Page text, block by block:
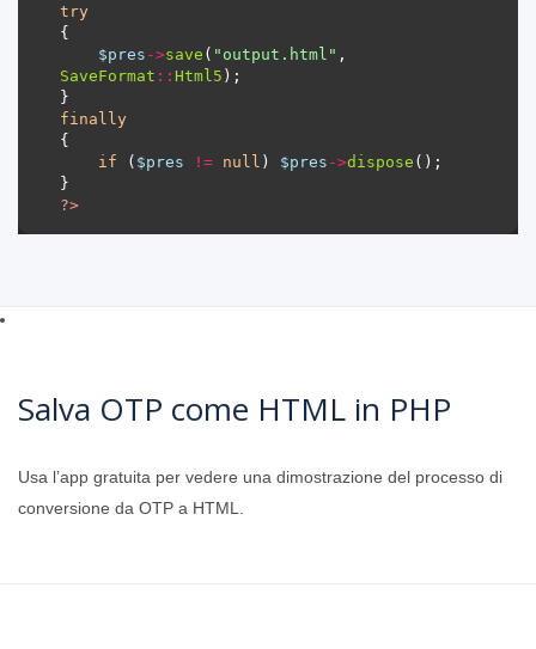
try
$pres ->save ( "output.html"
SaveFormat :: Html5
finally
if ( $pres != null ) $pres ->dispose
?>
Salva OTP come HTML in PHP
Usa l’app gratuita per vedere una dimostrazione del processo di
conversione da OTP a HTML.